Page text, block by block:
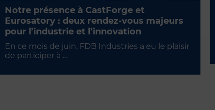
Notre présence à CastForge et
Eurosatory : deux rendez-vous majeurs
pour l’industrie et l’innovation
En ce mois de juin, FDB Industries a eu le plaisir
de participer à ...